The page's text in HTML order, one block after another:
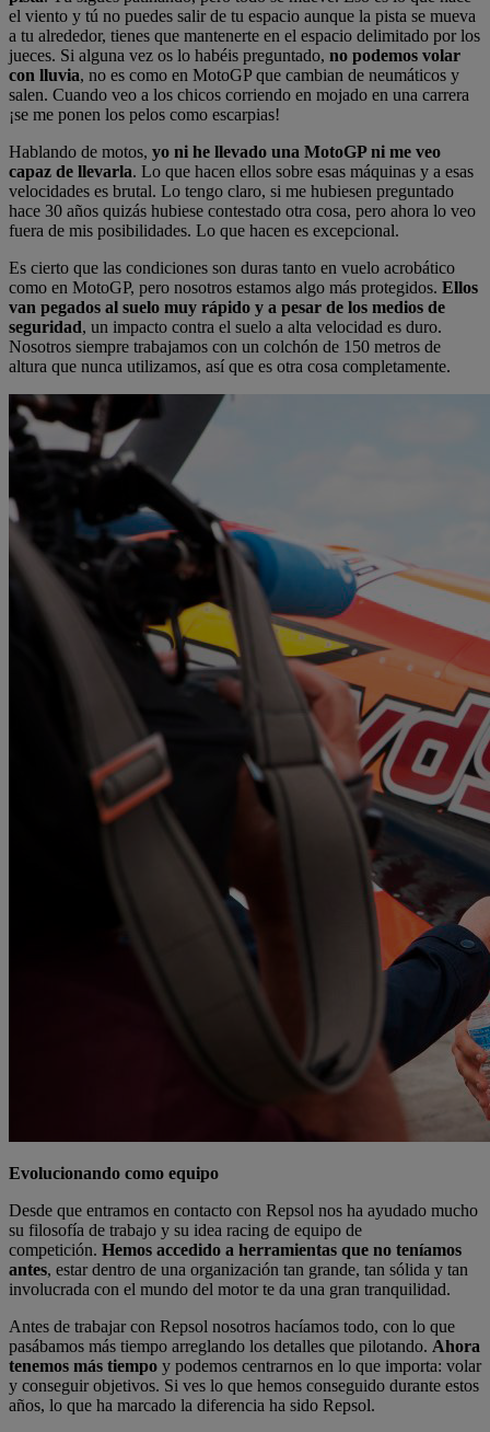
el viento y tú no puedes salir de tu espacio aunque la pista se mueva
a tu alrededor, tienes que mantenerte en el espacio delimitado por los
jueces. Si alguna vez os lo habéis preguntado, no podemos volar
con lluvia, no es como en MotoGP que cambian de neumáticos y
salen. Cuando veo a los chicos corriendo en mojado en una carrera
¡se me ponen los pelos como escarpias!
Hablando de motos, yo ni he llevado una MotoGP ni me veo
capaz de llevarla. Lo que hacen ellos sobre esas máquinas y a esas
velocidades es brutal. Lo tengo claro, si me hubiesen preguntado
hace 30 años quizás hubiese contestado otra cosa, pero ahora lo veo
fuera de mis posibilidades. Lo que hacen es excepcional.
Es cierto que las condiciones son duras tanto en vuelo acrobático
como en MotoGP, pero nosotros estamos algo más protegidos. Ellos
van pegados al suelo muy rápido y a pesar de los medios de
seguridad, un impacto contra el suelo a alta velocidad es duro.
Nosotros siempre trabajamos con un colchón de 150 metros de
altura que nunca utilizamos, así que es otra cosa completamente.
Evolucionando como equipo
Desde que entramos en contacto con Repsol nos ha ayudado mucho
su filosofía de trabajo y su idea racing de equipo de
competición. Hemos accedido a herramientas que no teníamos
antes, estar dentro de una organización tan grande, tan sólida y tan
involucrada con el mundo del motor te da una gran tranquilidad.
Antes de trabajar con Repsol nosotros hacíamos todo, con lo que
pasábamos más tiempo arreglando los detalles que pilotando. Ahora
tenemos más tiempo y podemos centrarnos en lo que importa: volar
y conseguir objetivos. Si ves lo que hemos conseguido durante estos
años, lo que ha marcado la diferencia ha sido Repsol.